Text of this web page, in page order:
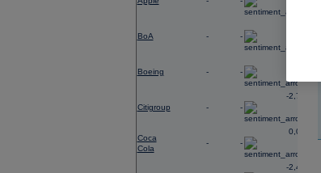
BoA - -
Boeing - -
Citigroup - -
-2,78
Coca
Cola
- -
0,02
-2,41